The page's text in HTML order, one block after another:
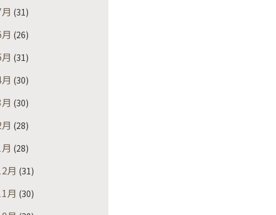
(31)
(26)
(31)
(30)
(30)
(28)
(28)
月 (31)
月 (30)